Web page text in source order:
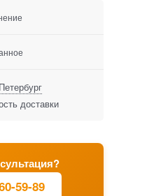
59-89
доставки